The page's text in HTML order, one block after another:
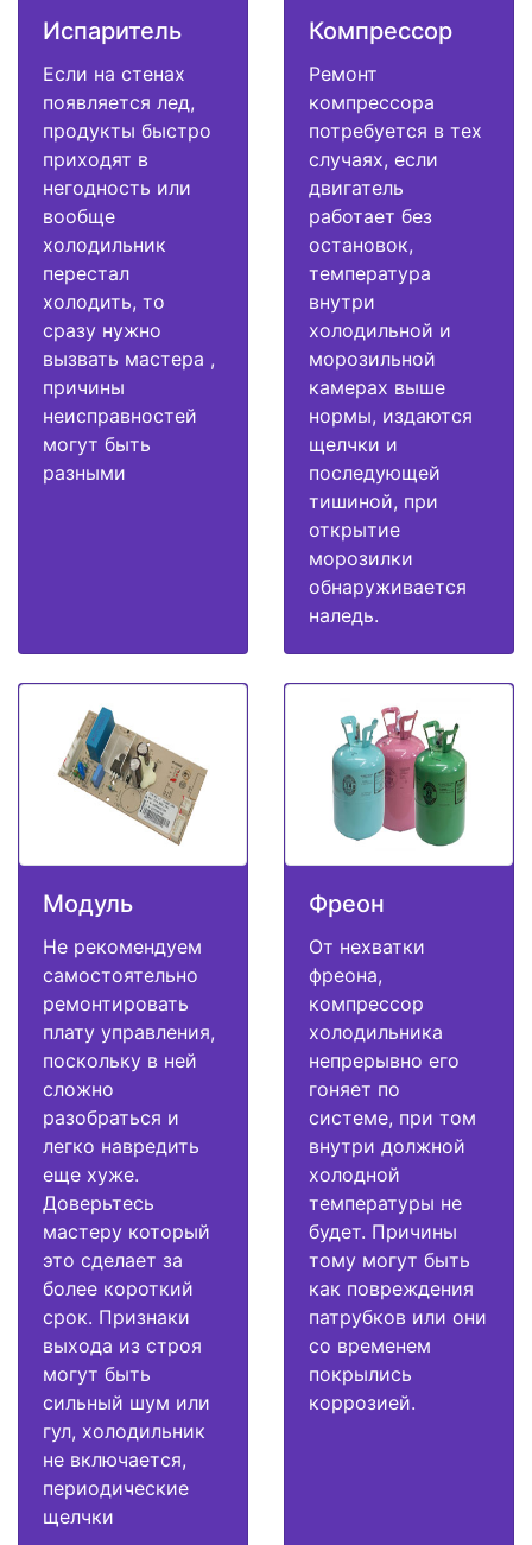
Испаритель
Если на стенах
появляется лед,
продукты быстро
приходят в
негодность или
вообще
холодильник
перестал
холодить, то
сразу нужно
вызвать мастера ,
причины
неисправностей
могут быть
разными
Компрессор
Ремонт
компрессора
потребуется в тех
случаях, если
двигатель
работает без
остановок,
температура
внутри
холодильной и
морозильной
камерах выше
нормы, издаются
щелчки и
последующей
тишиной, при
открытие
морозилки
обнаруживается
наледь.
Модуль
Не рекомендуем
самостоятельно
ремонтировать
плату управления,
поскольку в ней
сложно
разобраться и
легко навредить
еще хуже.
Доверьтесь
мастеру который
это сделает за
более короткий
срок. Признаки
выхода из строя
могут быть
сильный шум или
гул, холодильник
не включается,
периодические
щелчки
Фреон
От нехватки
фреона,
компрессор
холодильника
непрерывно его
гоняет по
системе, при том
внутри должной
холодной
температуры не
будет. Причины
тому могут быть
как повреждения
патрубков или они
со временем
покрылись
коррозией.